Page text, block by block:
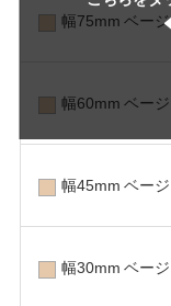
幅75mm ベー
幅60mm ベージ
幅45mm ベージ
幅30mm ベージ